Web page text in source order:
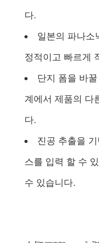
다.
일본의 파나소
정적이고 빠르게
단지 폼을 바
계에서 제품의 다
다.
진공 추출을
스를 입력 할 수
수 있습니다.